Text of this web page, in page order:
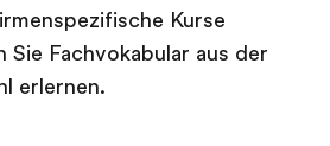
Kurse
Sie Fachvokabular aus der
erlernen.